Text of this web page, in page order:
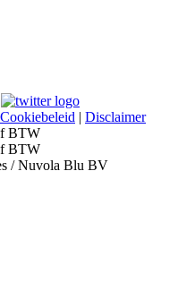
Cookiebeleid | Disclaimer
BTW
BTW
/ Nuvola Blu BV